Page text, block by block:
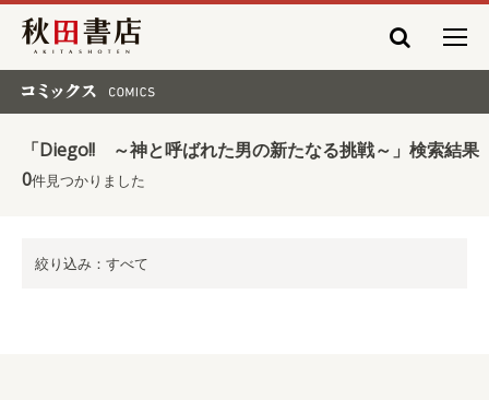
秋田書店
「Diego!! ～神と呼ばれた男の新たなる挑戦～」検索結果
0件見つかりました
絞り込み：すべて